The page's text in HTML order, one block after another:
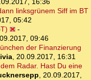
16:36
linksgrünem Siff im BT
05:42
-
09:46
der Finanzierung
, 20.09.2017, 16:31
Radar. Hast Du eine
, 20.09.2017,